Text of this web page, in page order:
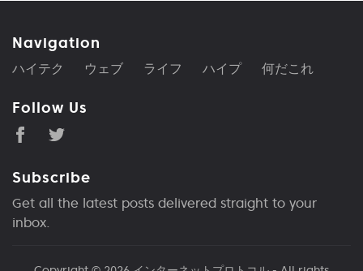
Navigation
ハイテク ウェブ ライフ ハイプ 何だこれ
Follow Us
Subscribe
Get all the latest posts delivered straight to your
inbox.